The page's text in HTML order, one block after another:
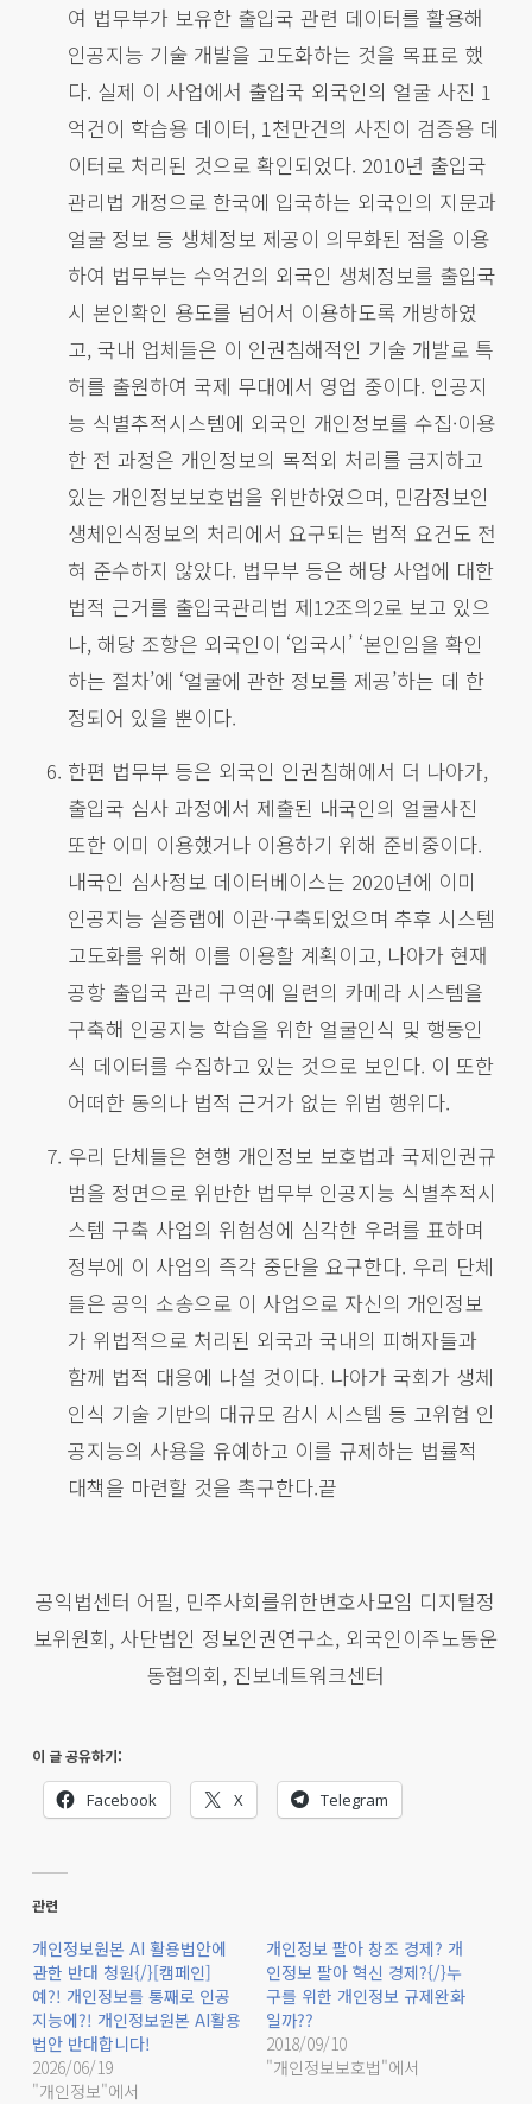
여 법무부가 보유한 출입국 관련 데이터를 활용해
인공지능 기술 개발을 고도화하는 것을 목표로 했
다. 실제 이 사업에서 출입국 외국인의 얼굴 사진 1
억건이 학습용 데이터, 1천만건의 사진이 검증용 데
이터로 처리된 것으로 확인되었다. 2010년 출입국
관리법 개정으로 한국에 입국하는 외국인의 지문과
얼굴 정보 등 생체정보 제공이 의무화된 점을 이용
하여 법무부는 수억건의 외국인 생체정보를 출입국
시 본인확인 용도를 넘어서 이용하도록 개방하였
고, 국내 업체들은 이 인권침해적인 기술 개발로 특
허를 출원하여 국제 무대에서 영업 중이다. 인공지
능 식별추적시스템에 외국인 개인정보를 수집·이용
한 전 과정은 개인정보의 목적외 처리를 금지하고
있는 개인정보보호법을 위반하였으며, 민감정보인
생체인식정보의 처리에서 요구되는 법적 요건도 전
혀 준수하지 않았다. 법무부 등은 해당 사업에 대한
법적 근거를 출입국관리법 제12조의2로 보고 있으
나, 해당 조항은 외국인이 ‘입국시’ ‘본인임을 확인
하는 절차’에 ‘얼굴에 관한 정보를 제공’하는 데 한
정되어 있을 뿐이다.
한편 법무부 등은 외국인 인권침해에서 더 나아가,
출입국 심사 과정에서 제출된 내국인의 얼굴사진
또한 이미 이용했거나 이용하기 위해 준비중이다.
내국인 심사정보 데이터베이스는 2020년에 이미
인공지능 실증랩에 이관·구축되었으며 추후 시스템
고도화를 위해 이를 이용할 계획이고, 나아가 현재
공항 출입국 관리 구역에 일련의 카메라 시스템을
구축해 인공지능 학습을 위한 얼굴인식 및 행동인
식 데이터를 수집하고 있는 것으로 보인다. 이 또한
어떠한 동의나 법적 근거가 없는 위법 행위다.
우리 단체들은 현행 개인정보 보호법과 국제인권규
범을 정면으로 위반한 법무부 인공지능 식별추적시
스템 구축 사업의 위험성에 심각한 우려를 표하며
정부에 이 사업의 즉각 중단을 요구한다. 우리 단체
들은 공익 소송으로 이 사업으로 자신의 개인정보
가 위법적으로 처리된 외국과 국내의 피해자들과
함께 법적 대응에 나설 것이다. 나아가 국회가 생체
인식 기술 기반의 대규모 감시 시스템 등 고위험 인
공지능의 사용을 유예하고 이를 규제하는 법률적
대책을 마련할 것을 촉구한다.끝
공익법센터 어필, 민주사회를위한변호사모임 디지털정
보위원회, 사단법인 정보인권연구소, 외국인이주노동운
동협의회, 진보네트워크센터
이 글 공유하기:
Facebook X Telegram
관련
개인정보원본 AI 활용법안에
관한 반대 청원{/}[캠페인]
예?! 개인정보를 통째로 인공
지능에?! 개인정보원본 AI활용
법안 반대합니다!
2026/06/19
"개인정보"에서
개인정보 팔아 창조 경제? 개
인정보 팔아 혁신 경제?{/}누
구를 위한 개인정보 규제완화
일까??
2018/09/10
"개인정보보호법"에서